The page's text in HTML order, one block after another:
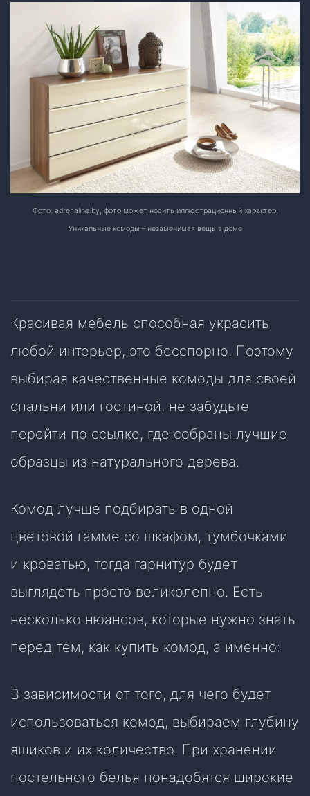
Фото: adrenaline.by, фото может носить иллюстрационный характер,
Уникальные комоды – незаменимая вещь в доме
Красивая мебель способная украсить
любой интерьер, это бесспорно. Поэтому
выбирая качественные комоды для своей
спальни или гостиной, не забудьте
перейти по ссылке, где собраны лучшие
образцы из натурального дерева.
Комод лучше подбирать в одной
цветовой гамме со шкафом, тумбочками
и кроватью, тогда гарнитур будет
выглядеть просто великолепно. Есть
несколько нюансов, которые нужно знать
перед тем, как купить комод, а именно:
В зависимости от того, для чего будет
использоваться комод, выбираем глубину
ящиков и их количество. При хранении
постельного белья понадобятся широкие